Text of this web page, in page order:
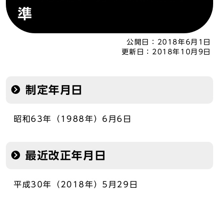
準
公開日：
2018年6月1日
更新日： 2018年10月9日
制定年月日
昭和63年（1988年）6月6日
最近改正年月日
平成30年（2018年）5月29日